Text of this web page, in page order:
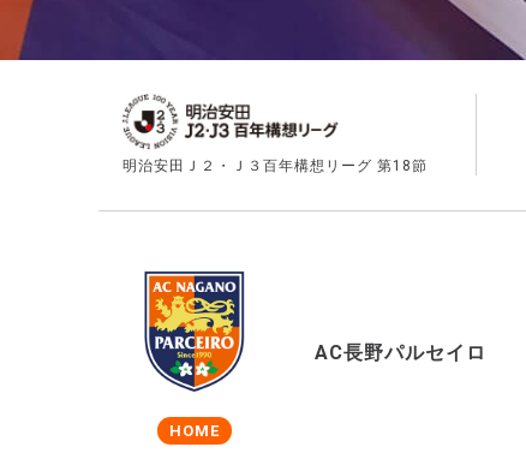
明治安田Ｊ２・Ｊ３百年構想リーグ 第18節
HOME
AC長野パルセイロ